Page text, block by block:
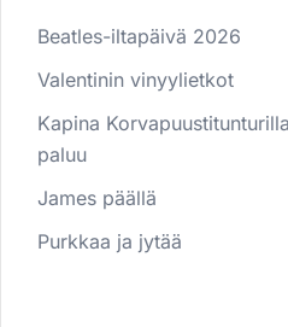
Beatles-iltapäivä 2026
Valentinin vinyylietkot
Kapina
paluu
James päällä
Purkkaa ja jytää